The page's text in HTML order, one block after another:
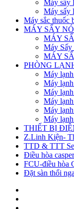
Máy sấy
Máy sấy
Máy sắc thuốc
MÁY SẤY
MÁY
Máy
MÁY
PHÒNG
Máy
Máy
Máy
Máy
Máy
Máy
THIẾT BỊ
Z.Linh Kiện-
TTD & TTT
Điều hòa casper
FCU-điều hòa
Đặt sàn thổi